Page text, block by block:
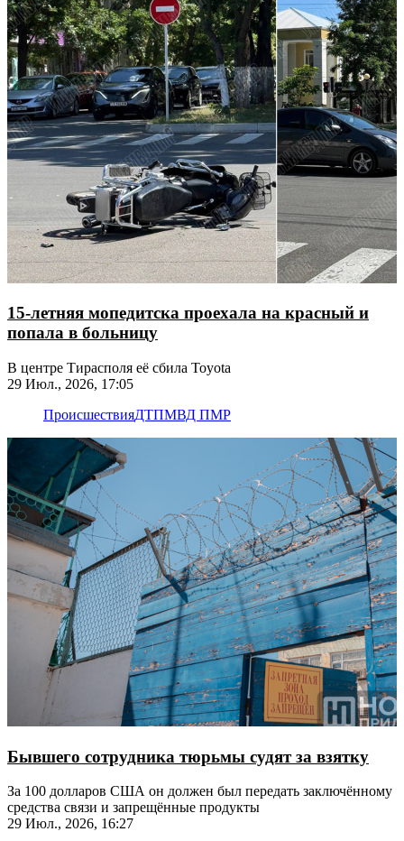
15-летняя мопедитска проехала на красный и
попала в больницу
В центре Тирасполя её сбила Toyota
29 Июл., 2026, 17:05
ПроисшествияДТПМВД ПМР
Бывшего сотрудника тюрьмы судят за взятку
За 100 долларов США он должен был передать заключённому
средства связи и запрещённые продукты
29 Июл., 2026, 16:27